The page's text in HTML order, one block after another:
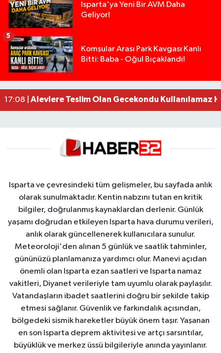
Isparta'ya Yeni Bir AVM Daha
Geliyor!
Komşular Arası Park Kavgası Kanlı
Bitti: Baba - Oğul Bıçaklandı!
5
09:47 |Tarsus'ta silahlı kavga: Kuzenlerden biri öldü,
09:43 |Milyonluk miras kavgasında anne-kız yüzleşti:
19:36 |Isparta’da Silah Operasyonu: 165 Tabanca Ele
17:08 | Alevlere Teslim Olan Gecekondu Kullanılamaz
Isparta ve çevresindeki tüm gelişmeler, bu sayfada anlık
olarak sunulmaktadır. Kentin nabzını tutan en kritik
bilgiler, doğrulanmış kaynaklardan derlenir. Günlük
yaşamı doğrudan etkileyen Isparta hava durumu verileri,
anlık olarak güncellenerek kullanıcılara sunulur.
Meteoroloji'den alınan 5 günlük ve saatlik tahminler,
gününüzü planlamanıza yardımcı olur. Manevi açıdan
önemli olan Isparta ezan saatleri ve Isparta namaz
vakitleri, Diyanet verileriyle tam uyumlu olarak paylaşılır.
Vatandaşların ibadet saatlerini doğru bir şekilde takip
etmesi sağlanır. Güvenlik ve farkındalık açısından,
bölgedeki sismik hareketler büyük önem taşır. Yaşanan
en son Isparta deprem aktivitesi ve artçı sarsıntılar,
büyüklük ve merkez üssü bilgileriyle anında yayınlanır.